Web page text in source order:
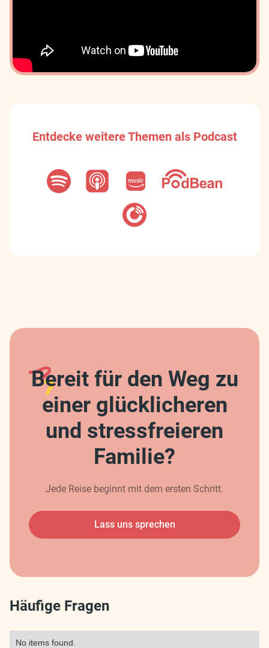
Entdecke weitere Themen als Podcast
Bereit für den Weg zu
einer glücklicheren
und stressfreieren
Familie?
Jede Reise beginnt mit dem ersten Schritt.
Lass uns sprechen
Häufige Fragen
No items found.